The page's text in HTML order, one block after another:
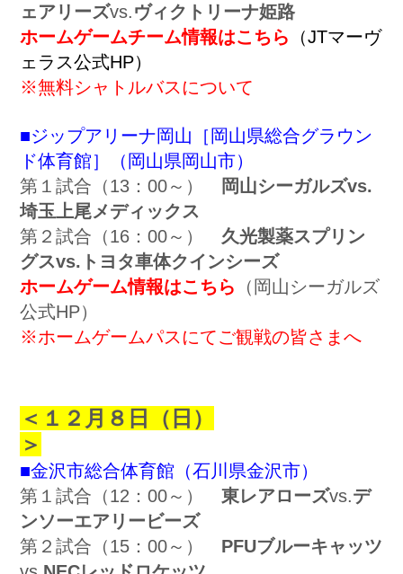
ェアリーズvs.ヴィクトリーナ姫路
ホームゲームチーム情報はこちら
（JTマーヴ
ェラス公式HP）
※無料シャトルバスについて
■ジップアリーナ岡山［岡山県総合グラウン
ド体育館］（岡山県岡山市）
第１試合（13：00～）
岡山シーガルズvs.
埼玉上尾メディックス
第２試合（16：00～） 久光製薬スプリン
グスvs.トヨタ車体クインシーズ
ホームゲーム情報はこちら
（岡山シーガルズ
公式HP）
※ホームゲームパスにてご観戦の皆さまへ
＜１２ 月８日（日）
＞
■金沢市総合体育館（石川県金沢市）
第１試合（12：00～）東レアローズvs.デ
ンソーエアリービーズ
第２試合（15：00～） PFUブルーキャッツ